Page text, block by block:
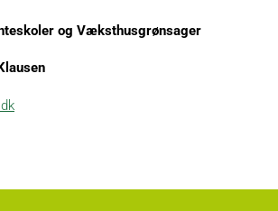
og Væksthusgrønsager